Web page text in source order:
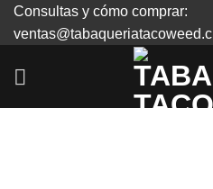
SkipConsultas y cómo comprar:
ventas@tabaqueriatacoweed.cl